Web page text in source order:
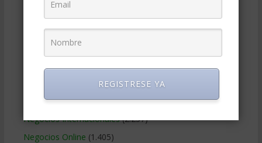
Gerencia social y ambiental
Gobierno Corporativo(11)
(125)
(247)
Métodos Gerenciales(280)
Negocios Internacionales(2.257)
Negocios Online (1.405)
REGISTRESE YA